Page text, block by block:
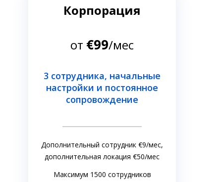
Корпорация
от €99/мес
3 сотрудника, начальные
настройки и постоянное
сопровождение
Дополнительный сотрудник €9/мес,
дополнительная локация €50/мес
Максимум 1500 сотрудников